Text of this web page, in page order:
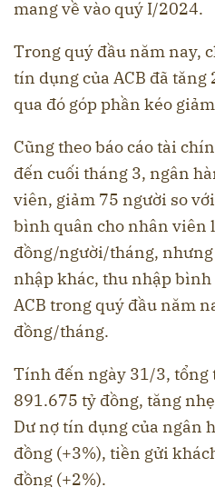
mang về vào quý I/2024.
Trong quý đầu năm nay,
tín dụng của ACB đã tăng
qua đó góp phần kéo
Cũng theo báo cáo tài
đến cuối tháng 3, ngân
viên, giảm 75 người so
bình quân cho nhân viên
đồng/người/tháng,
nhập khác, thu nhập
ACB trong quý đầu năm
đồng/tháng.
Tính đến ngày 31/3, tổng
891.675 tỷ đồng, tăng
Dư nợ tín dụng của ngân
đồng (+3%), tiền gửi
đồng (+2%).